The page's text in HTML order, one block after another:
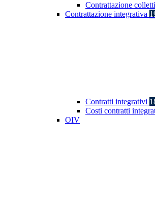
Contrattazione
Contrattazione integrativa
Contratti integrativi
Costi contratti
OIV